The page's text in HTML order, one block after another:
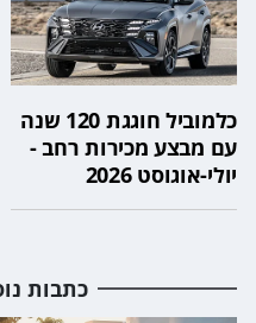
כלמוביל חוגגת 120 שנה
עם מבצע מכירות רחב -
יולי-אוגוסט 2026
כתבות